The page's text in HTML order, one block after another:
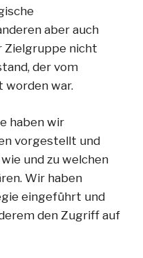
aber auch
Zielgruppe nicht
der vom
war.
haben wir
vorgestellt und
und zu welchen
Wir haben
eingeführt und
den Zugriff auf